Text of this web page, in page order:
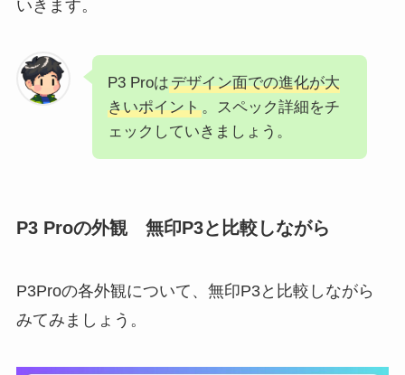
いきます。
P3 Proはデザイン面での進化が大
きいポイント。スペック詳細をチ
ェックしていきましょう。
P3 Proの外観 無印P3と比較しながら
P3Proの各外観について、無印P3と比較しながら
みてみましょう。